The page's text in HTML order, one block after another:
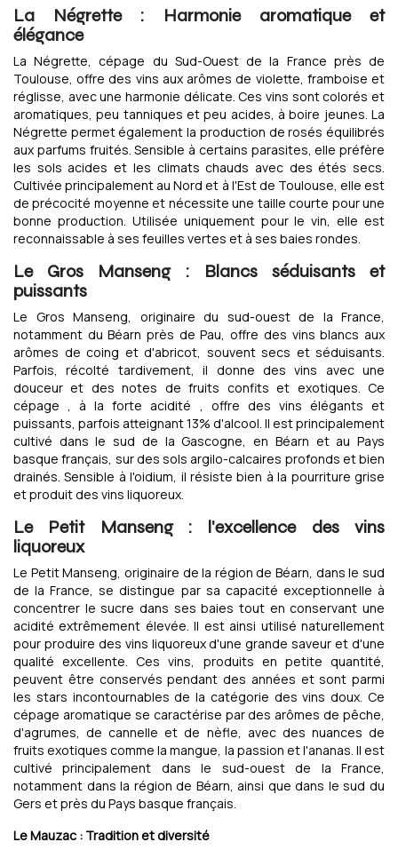
La Négrette : Harmonie aromatique et
élégance
La Négrette, cépage du Sud-Ouest de la France près de
Toulouse, offre des vins aux arômes de violette, framboise et
réglisse, avec une harmonie délicate. Ces vins sont colorés et
aromatiques, peu tanniques et peu acides, à boire jeunes. La
Négrette permet également la production de rosés équilibrés
aux parfums fruités. Sensible à certains parasites, elle préfère
les sols acides et les climats chauds avec des étés secs.
Cultivée principalement au Nord et à l'Est de Toulouse, elle est
de précocité moyenne et nécessite une taille courte pour une
bonne production. Utilisée uniquement pour le vin, elle est
reconnaissable à ses feuilles vertes et à ses baies rondes.
Le Gros Manseng : Blancs séduisants et
puissants
Le Gros Manseng, originaire du sud-ouest de la France,
notamment du Béarn près de Pau, offre des vins blancs aux
arômes de coing et d'abricot, souvent secs et séduisants.
Parfois, récolté tardivement, il donne des vins avec une
douceur et des notes de fruits confits et exotiques. Ce
cépage , à la forte acidité , offre des vins élégants et
puissants, parfois atteignant 13% d'alcool. Il est principalement
cultivé dans le sud de la Gascogne, en Béarn et au Pays
basque français, sur des sols argilo-calcaires profonds et bien
drainés. Sensible à l'oidium, il résiste bien à la pourriture grise
et produit des vins liquoreux.
Le Petit Manseng : l'excellence des vins
liquoreux
Le Petit Manseng, originaire de la région de Béarn, dans le sud
de la France, se distingue par sa capacité exceptionnelle à
concentrer le sucre dans ses baies tout en conservant une
acidité extrêmement élevée. Il est ainsi utilisé naturellement
pour produire des vins liquoreux d'une grande saveur et d'une
qualité excellente. Ces vins, produits en petite quantité,
peuvent être conservés pendant des années et sont parmi
les stars incontournables de la catégorie des vins doux. Ce
cépage aromatique se caractérise par des arômes de pêche,
d'agrumes, de cannelle et de nèfle, avec des nuances de
fruits exotiques comme la mangue, la passion et l'ananas. Il est
cultivé principalement dans le sud-ouest de la France,
notamment dans la région de Béarn, ainsi que dans le sud du
Gers et près du Pays basque français.
Le Mauzac : Tradition et diversité